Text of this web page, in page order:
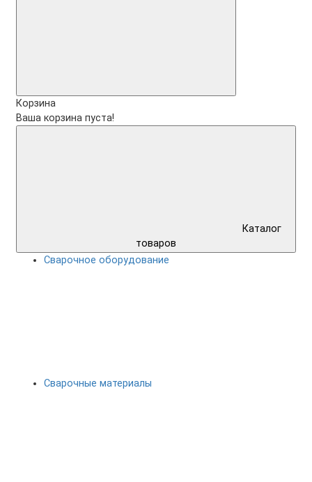
Корзина
Ваша корзина пуста!
Каталог
товаров
Сварочное оборудование
Сварочные материалы